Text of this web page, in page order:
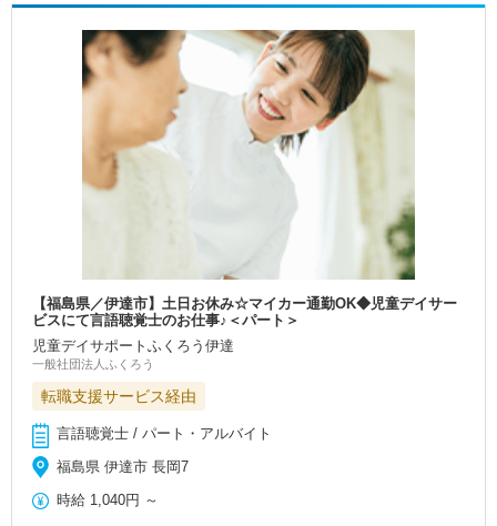
【福島県／伊達市】土日お休み☆マイカー通勤OK◆児童デイサー
ビスにて言語聴覚士のお仕事♪＜パート＞
児童デイサポートふくろう伊達
一般社団法人ふくろう
転職支援サービス経由
言語聴覚士 / パート・アルバイト
福島県 伊達市 長岡7
時給 1,040円 ～